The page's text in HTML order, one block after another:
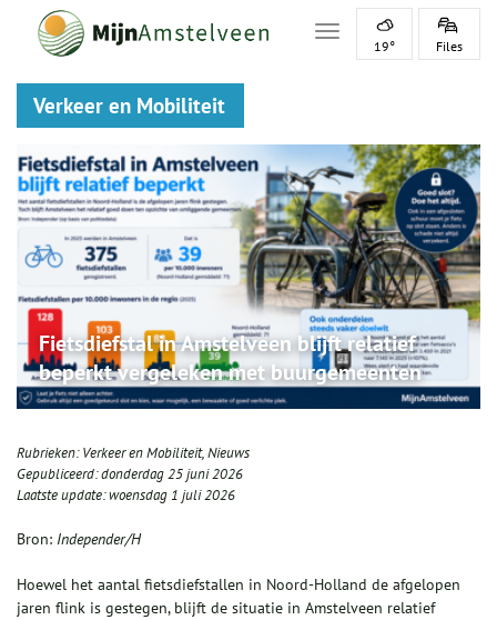
Toggle navigation
19° Files
Verkeer en Mobiliteit
Fietsdiefstal in Amstelveen blijft relatief
beperkt vergeleken met buurgemeenten
Rubrieken:Verkeer en Mobiliteit,Nieuws
Gepubliceerd:donderdag 25 juni 2026
Laatste update:woensdag 1 juli 2026
Bron: Independer/H
Hoewel het aantal fietsdiefstallen in Noord-Holland de afgelopen
jaren flink is gestegen, blijft de situatie in Amstelveen relatief